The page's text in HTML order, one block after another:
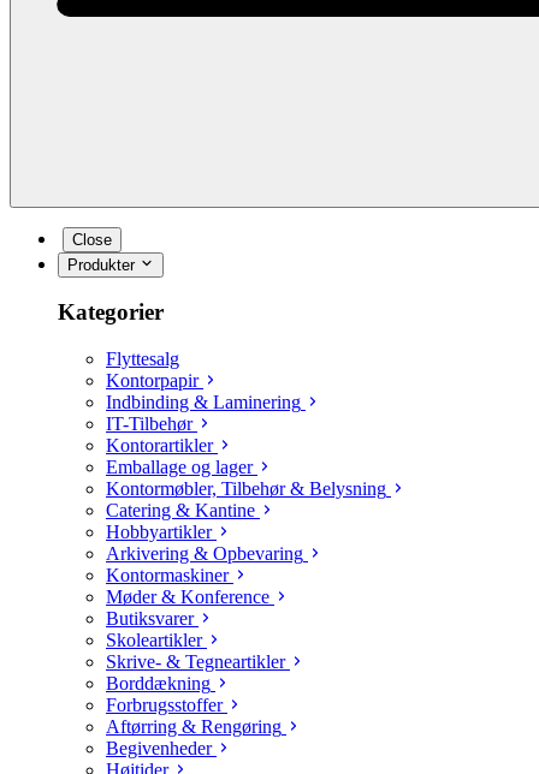
Close
Produkter
Kategorier
Flyttesalg
Kontorpapir
Indbinding & Laminering
IT-Tilbehør
Kontorartikler
Emballage og lager
Kontormøbler, Tilbehør & Belysning
Catering & Kantine
Hobbyartikler
Arkivering & Opbevaring
Kontormaskiner
Møder & Konference
Butiksvarer
Skoleartikler
Skrive- & Tegneartikler
Borddækning
Forbrugsstoffer
Aftørring & Rengøring
Begivenheder
Højtider